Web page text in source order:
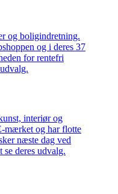
og boligindretning.
og i deres 37
for rentefri
interiør og
mærket og har flotte
næste dag ved
deres udvalg.